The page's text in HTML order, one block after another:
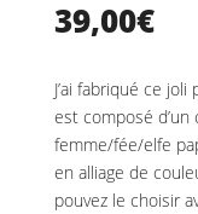
39,00€
J’ai fabriqué ce
est composé
femme/fée/elfe
en alliage de
pouvez le choisir